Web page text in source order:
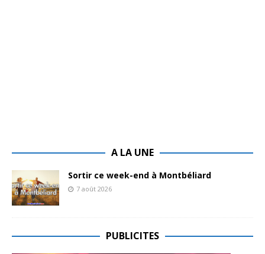
A LA UNE
Sortir ce week-end à Montbéliard
7 août 2026
PUBLICITES